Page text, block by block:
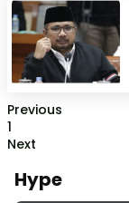
Previous
1
Next
Hype